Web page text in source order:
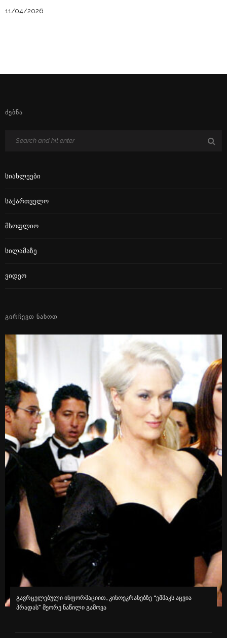
11/04/2026
ᲫᲔᲑᲜᲐ
Სიახლეები
Საქართველო
Მსოფლიო
Სილამაზე
Ვიდეო
ᲒᲘᲠᲩᲔᲕᲗ ᲜᲐᲮᲝᲗ
გავრცელებული ინფორმაციით, კინოეკრანებზე “ეშმაკს აცვია
პრადას” მეორე ნაწილი გამოვა